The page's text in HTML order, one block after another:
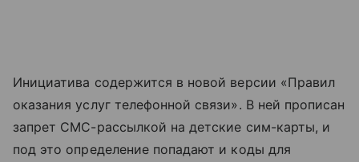
Инициатива содержится в новой версии «Правил
оказания услуг телефонной связи». В ней прописан
запрет СМС-рассылкой на детские сим-карты, и
под это определение попадают и коды для